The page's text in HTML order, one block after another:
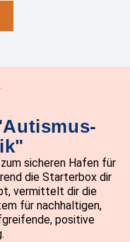
sicheren Hafen für
die Starterbox dir
vermittelt dir die
für nachhaltigen,
positive